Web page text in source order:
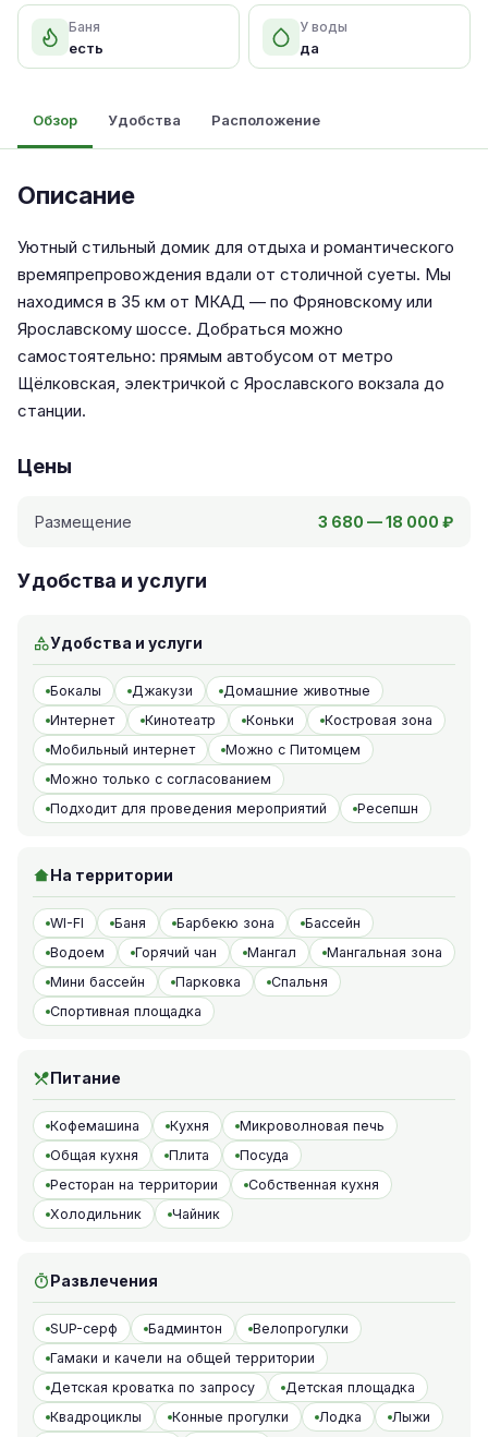
Баня
есть
У воды
да
Обзор Удобства Расположение
Описание
Уютный стильный домик для отдыха и романтического
времяпрепровождения вдали от столичной суеты. Мы
находимся в 35 км от МКАД — по Фряновскому или
Ярославскому шоссе. Добраться можно
самостоятельно: прямым автобусом от метро
Щёлковская, электричкой с Ярославского вокзала до
станции.
Цены
Размещение 3 680 — 18 000 ₽
Удобства и услуги
Удобства и услуги
Бокалы Джакузи
Домашние животные
Интернет
Кинотеатр Коньки
Костровая зона
Мобильный интернет
Можно с Питомцем
Можно только с согласованием
Подходит для проведения мероприятий
Ресепшн
На территории
WI-FI Баня Барбекю зона
Бассейн
Водоем
Горячий чан Мангал
Мангальная зона
Мини бассейн
Парковка
Спальня
Спортивная площадка
Питание
Кофемашина Кухня
Микроволновая печь
Общая кухня
Плита
Посуда
Ресторан на территории
Собственная кухня
Холодильник
Чайник
Развлечения
SUP-серф Бадминтон
Велопрогулки
Гамаки и качели на общей территории
Детская кроватка по запросу
Детская площадка
Квадроциклы
Конные прогулки Лодка
Лыжи